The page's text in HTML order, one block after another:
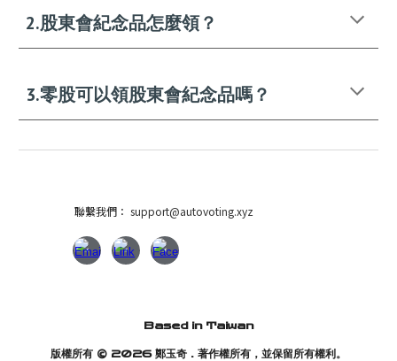
2.股東會紀念品怎麼領？
3.零股可以領股東會紀念品嗎？
聯繫我們：support@autovoting.xyz
Based in Taiwan
版權所有 © 2026 鄭玉奇 . 著作權所有，並保留所有權利。